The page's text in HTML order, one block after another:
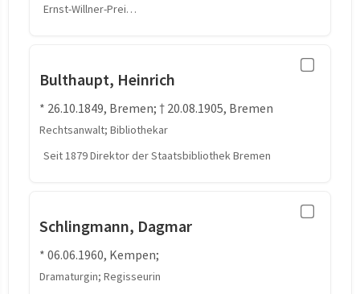
Ernst-Willner-Prei…
Bulthaupt, Heinrich
* 26.10.1849, Bremen; † 20.08.1905, Bremen
Rechtsanwalt; Bibliothekar
Seit 1879 Direktor der Staatsbibliothek Bremen
Schlingmann, Dagmar
* 06.06.1960, Kempen;
Dramaturgin; Regisseurin